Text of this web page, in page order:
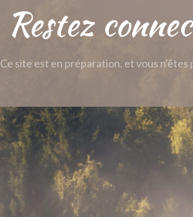
Restez
Ce site est en préparation, et vous n'êtes